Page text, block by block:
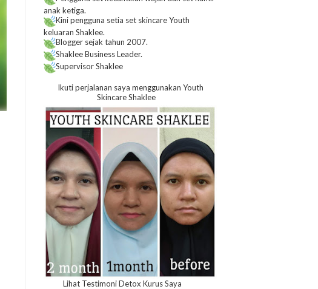
anak ketiga.
Kini pengguna setia set skincare Youth
keluaran Shaklee.
Blogger sejak tahun 2007.
Shaklee Business Leader.
Supervisor Shaklee
Ikuti perjalanan saya menggunakan Youth
Skincare Shaklee
Lihat Testimoni Detox Kurus Saya